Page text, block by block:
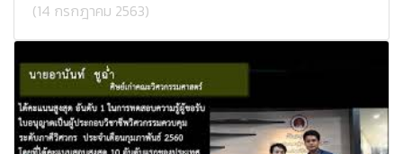
(14 กรกฎาคม 2563)